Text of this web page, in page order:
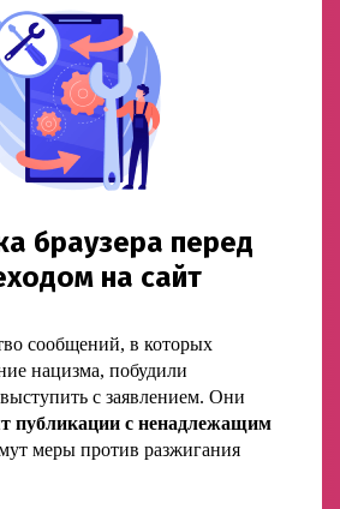
сообщений, в которых
нацизма, побудили
с заявлением. Они
публикации с ненадлежащим
меры против разжигания